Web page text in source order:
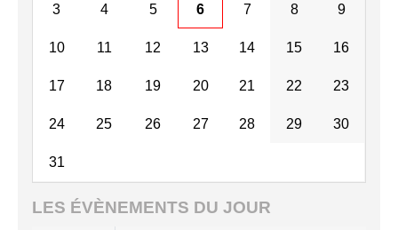
3 4 5 6 7 8 9
10 11 12 13 14 15 16
17 18 19 20 21 22 23
24 25 26 27 28 29 30
31
LES ÉVÈNEMENTS DU JOUR